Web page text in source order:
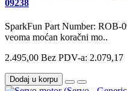
09238
SparkFun Part Number: ROB-
veoma moćan koračni mo..
2.495,00 Bez PDV-a: 2.079,17
Dodaj u korpu